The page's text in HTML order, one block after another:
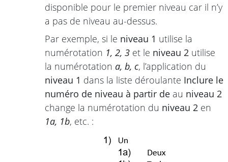
disponible pour le premier niveau car il n’y
a pas de niveau au-dessus.
Par exemple, si le niveau 1 utilise la
numérotation 1, 2, 3 et le niveau 2 utilise
la numérotation a, b, c, l’application du
niveau 1 dans la liste déroulante Inclure le
numéro de niveau à partir de au niveau 2
change la numérotation du niveau 2 en
1a, 1b, etc. :